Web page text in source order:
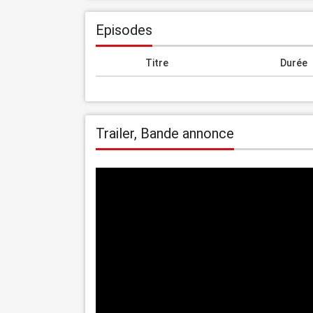
Episodes
Titre Durée
Trailer, Bande annonce